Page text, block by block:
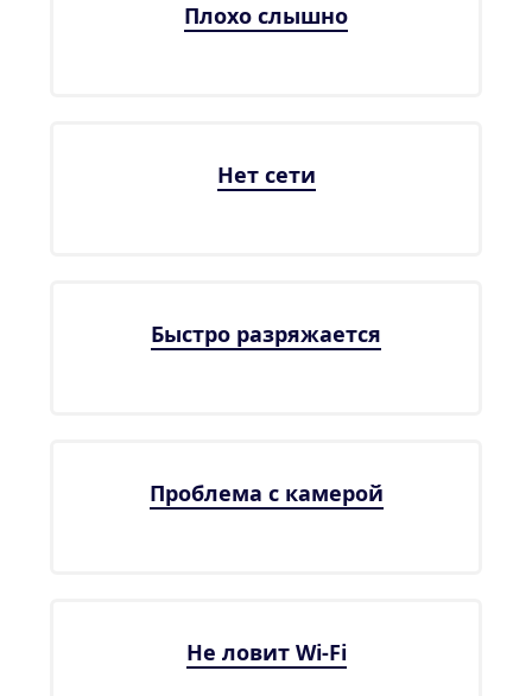
Плохо слышно
Нет сети
Быстро разряжается
Проблема с камерой
Не ловит Wi-Fi